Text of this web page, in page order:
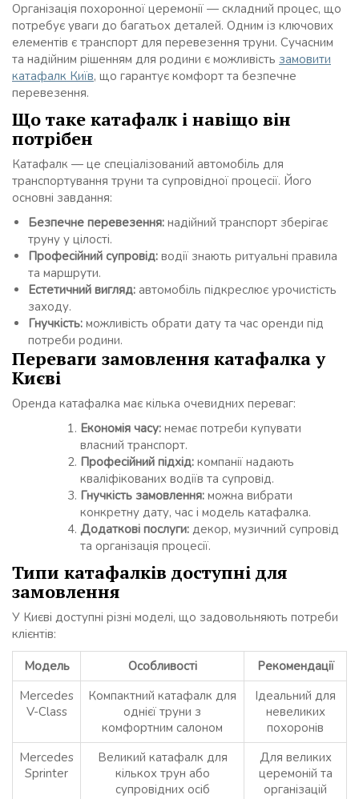
Організація похоронної церемонії — складний процес, що
потребує уваги до багатьох деталей. Одним із ключових
елементів є транспорт для перевезення труни. Сучасним
та надійним рішенням для родини є можливість замовити
катафалк Київ, що гарантує комфорт та безпечне
перевезення.
Що таке катафалк і навіщо він
потрібен
Катафалк — це спеціалізований автомобіль для
транспортування труни та супровідної процесії. Його
основні завдання:
Безпечне перевезення: надійний транспорт зберігає
труну у цілості.
Професійний супровід: водії знають ритуальні правила
та маршрути.
Естетичний вигляд: автомобіль підкреслює урочистість
заходу.
Гнучкість: можливість обрати дату та час оренди під
потреби родини.
Переваги замовлення катафалка у
Києві
Оренда катафалка має кілька очевидних переваг:
Економія часу: немає потреби купувати
власний транспорт.
Професійний підхід: компанії надають
кваліфікованих водіїв та супровід.
Гнучкість замовлення: можна вибрати
конкретну дату, час і модель катафалка.
Додаткові послуги: декор, музичний супровід
та організація процесії.
Типи катафалків доступні для
замовлення
У Києві доступні різні моделі, що задовольняють потреби
клієнтів:
Модель
Особливості
Рекомендації
Mercedes
V-Class
Компактний катафалк для
однієї труни з
комфортним салоном
Ідеальний для
невеликих
похоронів
Mercedes
Sprinter
Великий катафалк для
кількох трун або
супровідних осіб
Для великих
церемоній та
організацій